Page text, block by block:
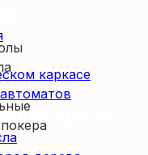
каркасе
кресла